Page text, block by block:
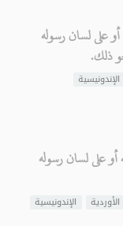
على لسان رسوله
ذلك.
الإندونيسية
على لسان رسوله
الأوردية
الإندونيسية